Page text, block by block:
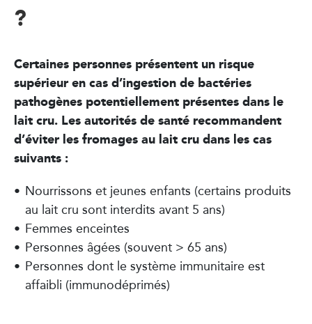
?
Certaines personnes présentent un risque
supérieur en cas d’ingestion de bactéries
pathogènes potentiellement présentes dans le
lait cru. Les autorités de santé recommandent
d’éviter les fromages au lait cru dans les cas
suivants :
Nourrissons et jeunes enfants (certains produits
au lait cru sont interdits avant 5 ans)
Femmes enceintes
Personnes âgées (souvent > 65 ans)
Personnes dont le système immunitaire est
affaibli (immunodéprimés)